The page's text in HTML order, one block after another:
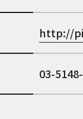
http://
03-